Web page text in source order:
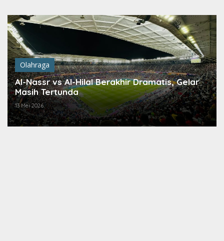
konten
Olahraga
Al-Nassr vs Al-Hilal Berakhir Dramatis, Gelar
Masih Tertunda
13 Mei 2026